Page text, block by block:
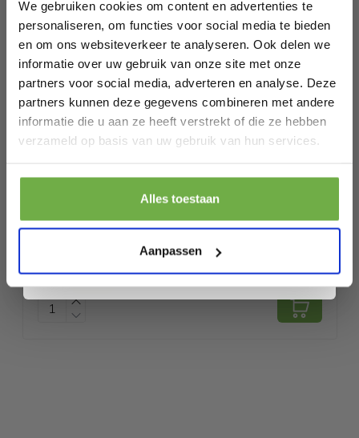
We gebruiken cookies om content en advertenties te
personaliseren, om functies voor social media te bieden
en om ons websiteverkeer te analyseren. Ook delen we
informatie over uw gebruik van onze site met onze
partners voor social media, adverteren en analyse. Deze
partners kunnen deze gegevens combineren met andere
informatie die u aan ze heeft verstrekt of die ze hebben
verzameld op basis van uw gebruik van hun services.
Alles toestaan
Aanpassen
Specificaties
Artikelnummer
AU1003043
EAN
8720195255215
SKU
148375851
Gerelateerde producten
LC Eyewear Beeldschermbril - Blauw
Licht - Incl. Brillenkoker - Metaal - Unisex
- Zwart
€ 10,95
€ 0,49
-96%
Laat ons weten wanneer je jarig bent
Pak € 5,- korting
. Je kunt je op elk moment weer afmelden.